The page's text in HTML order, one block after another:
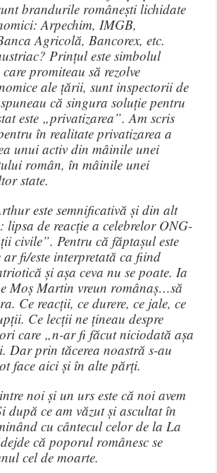
brandurile românești lichidate
Arpechim, IMGB,
Agricolă, Bancorex, etc.
Prințul este simbolul
promiteau să rezolve
ale țării, sunt inspectorii de
că singura soluție pentru
este „privatizarea”. Am scris
în realitate privatizarea a
unui activ din mâinile unei
român, în mâinile unei
state.
este semnificativă și din alt
lipsa de reacție a celebrelor ONG-
civile”. Pentru că făptașul este
fi/este interpretată ca fiind
și așa ceva nu se poate. Ia
Moș Martin vreun românaș…să
Ce reacții, ce durere, ce jale, ce
Ce lecții ne țineau despre
care „n-ar fi făcut niciodată așa
Dar prin tăcerea noastră s-au
face aici și în alte părți.
noi și un urs este că noi avem
după ce am văzut și ascultat în
cu cântecul celor de la La
că poporul românesc se
cel de moarte.